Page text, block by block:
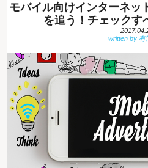
モバイル向けインターネッ
を追う！チェックす